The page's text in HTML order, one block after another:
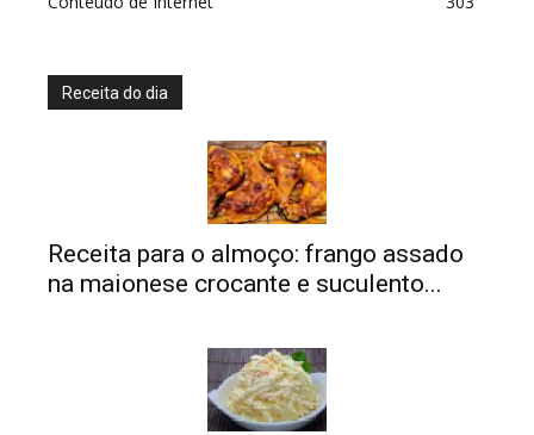
Receita do dia
Receita para o almoço: frango assado
na maionese crocante e suculento...